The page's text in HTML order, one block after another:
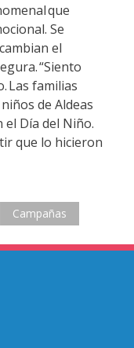
que
Se
el
“Siento
Las familias
de Aldeas
Día del Niño.
que lo hicieron
Campañas